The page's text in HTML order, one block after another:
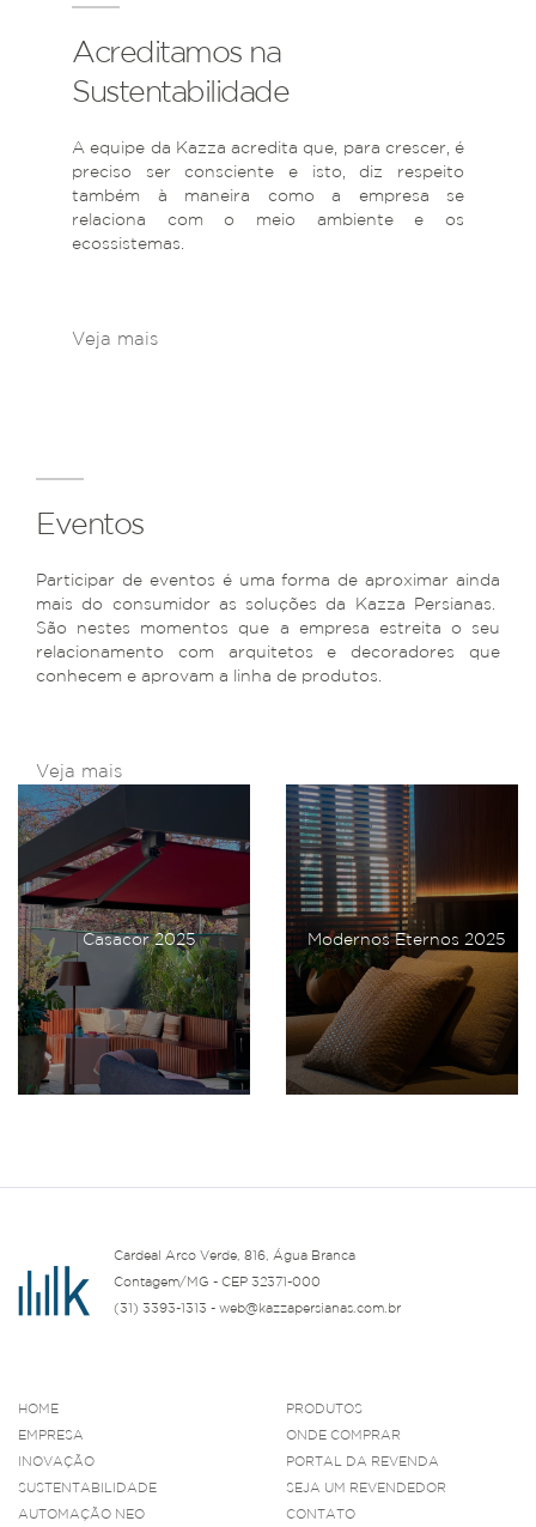
Acreditamos na
Sustentabilidade
A equipe da Kazza acredita que, para crescer, é
preciso ser consciente e isto, diz respeito
também à maneira como a empresa se
relaciona com o meio ambiente e os
ecossistemas.
Veja mais
Eventos
Participar de eventos é uma forma de aproximar ainda
mais do consumidor as soluções da Kazza Persianas.
São nestes momentos que a empresa estreita o seu
relacionamento com arquitetos e decoradores que
conhecem e aprovam a linha de produtos.
Veja mais
Casacor 2025 Modernos Eternos 2025
Cardeal Arco Verde, 816, Água Branca
Contagem/MG - CEP 32371-000
(31) 3393-1313 - web@kazzapersianas.com.br
HOME
EMPRESA
INOVAÇÃO
SUSTENTABILIDADE
AUTOMAÇÃO NEO
PRODUTOS
ONDE COMPRAR
PORTAL DA REVENDA
SEJA UM REVENDEDOR
CONTATO